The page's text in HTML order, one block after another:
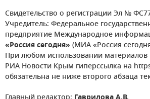
Свидетельство о регистрации Эл №
Учредитель: Федеральное
предприятие Международное
«Россия сегодня» (МИА «Россия
При любом использовании материалов
РИА Новости Крым гиперссылка на
обязательна не ниже второго абзаца